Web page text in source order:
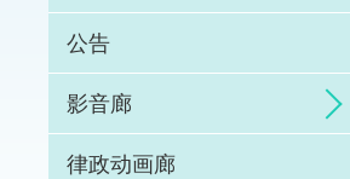
公告
影音廊
律政动画廊